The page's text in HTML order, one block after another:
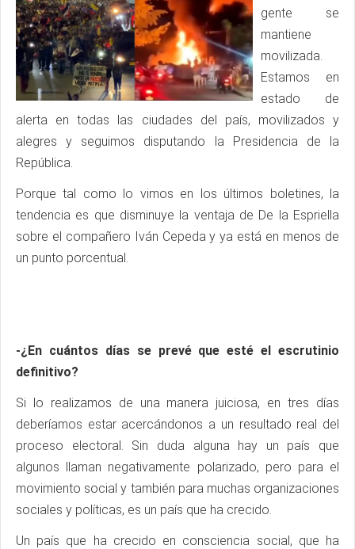
gente se
mantiene
movilizada.
Estamos en
estado de
alerta en todas las ciudades del país, movilizados y
alegres y seguimos disputando la Presidencia de la
República.
Porque tal como lo vimos en los últimos boletines, la
tendencia es que disminuye la ventaja de De la Espriella
sobre el compañero Iván Cepeda y ya está en menos de
un punto porcentual.
-¿En cuántos días se prevé que esté el escrutinio
definitivo?
Si lo realizamos de una manera juiciosa, en tres días
deberíamos estar acercándonos a un resultado real del
proceso electoral. Sin duda alguna hay un país que
algunos llaman negativamente polarizado, pero para el
movimiento social y también para muchas organizaciones
sociales y políticas, es un país que ha crecido.
Un país que ha crecido en consciencia social, que ha